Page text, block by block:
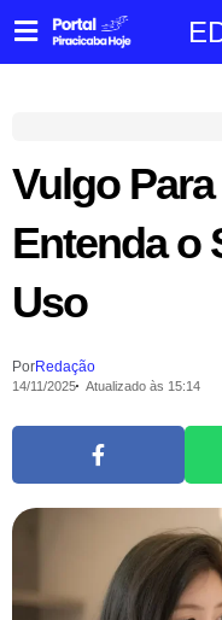
Vulgo
Entenda o
Uso
PorRedação
14/11/2025 Atualizado às 15:14